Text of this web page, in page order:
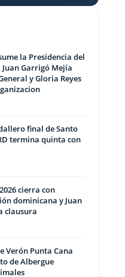
la Presidencia del
Juan Garrigó Mejía
y Gloria Reyes
final de Santo
termina quinta con
cierra con
dominicana y Juan
clausura
Verón Punta Cana
de Albergue